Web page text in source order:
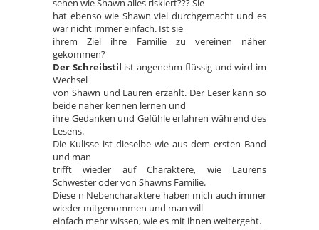
sehen wie Shawn alles riskiert??? Sie
hat ebenso wie Shawn viel durchgemacht und es
war nicht immer einfach. Ist sie
ihrem Ziel ihre Familie zu vereinen näher
gekommen?
Der Schreibstil ist angenehm flüssig und wird im
Wechsel
von Shawn und Lauren erzählt. Der Leser kann so
beide näher kennen lernen und
ihre Gedanken und Gefühle erfahren während des
Lesens.
Die Kulisse ist dieselbe wie aus dem ersten Band
und man
trifft wieder auf Charaktere, wie Laurens
Schwester oder von Shawns Familie.
Diese n Nebencharaktere haben mich auch immer
wieder mitgenommen und man will
einfach mehr wissen, wie es mit ihnen weitergeht.